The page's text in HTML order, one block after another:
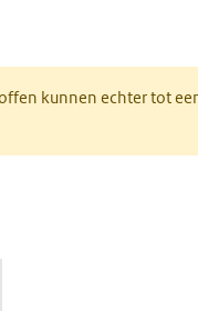
kunnen echter tot